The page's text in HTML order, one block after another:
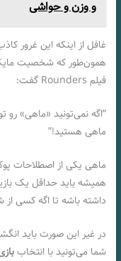
و وزن و حواشی
غافل از اینکه این غرور
همون‌طور که شخصیت
فیلم Rounders گفت:
ماهی هستید!”
ماهی یکی از اصطلاحات
همیشه باید حداقل یک
داشته باشه تا اگه کسی از
در غیر این صورت باید
شما می‌تونید با انتخاب